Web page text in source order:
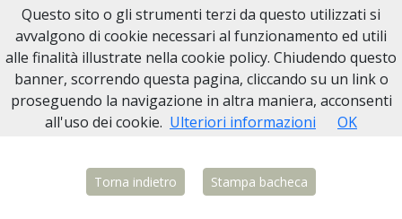
Necrologi Biella
Home Italia BI Candelo Claudio Falla
Torna indietro Stampa bacheca
Questo sito o gli strumenti terzi da questo utilizzati si
avvalgono di cookie necessari al funzionamento ed utili
alle finalità illustrate nella cookie policy. Chiudendo questo
banner, scorrendo questa pagina, cliccando su un link o
proseguendo la navigazione in altra maniera, acconsenti
all'uso dei cookie. Ulteriori informazioni OK